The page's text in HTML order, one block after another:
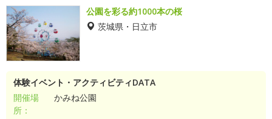
公園を彩る約1000本の桜
茨城県・日立市
体験イベント・アクティビティDATA
開催場
所：
かみね公園